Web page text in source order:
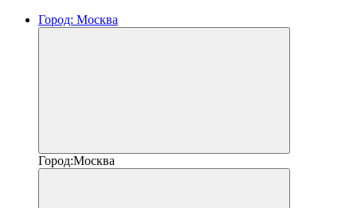
Город: Москва
Город:Москва